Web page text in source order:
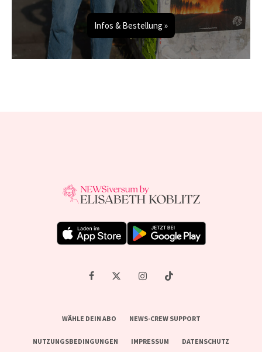
Infos & Bestellung »
WÄHLE DEIN ABO NEWS-CREW SUPPORT
NUTZUNGSBEDINGUNGEN IMPRESSUM DATENSCHUTZ